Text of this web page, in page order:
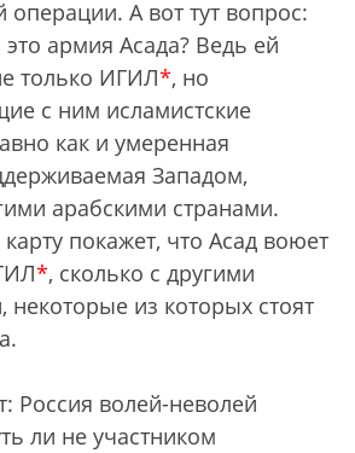
операции. А вот тут вопрос:
армия Асада? Ведь ей
только ИГИЛ*, но
с ним исламистские
как и умеренная
Западом,
арабскими странами.
покажет, что Асад воюет
*, сколько с другими
некоторые из которых стоят
Россия волей-неволей
ли не участником